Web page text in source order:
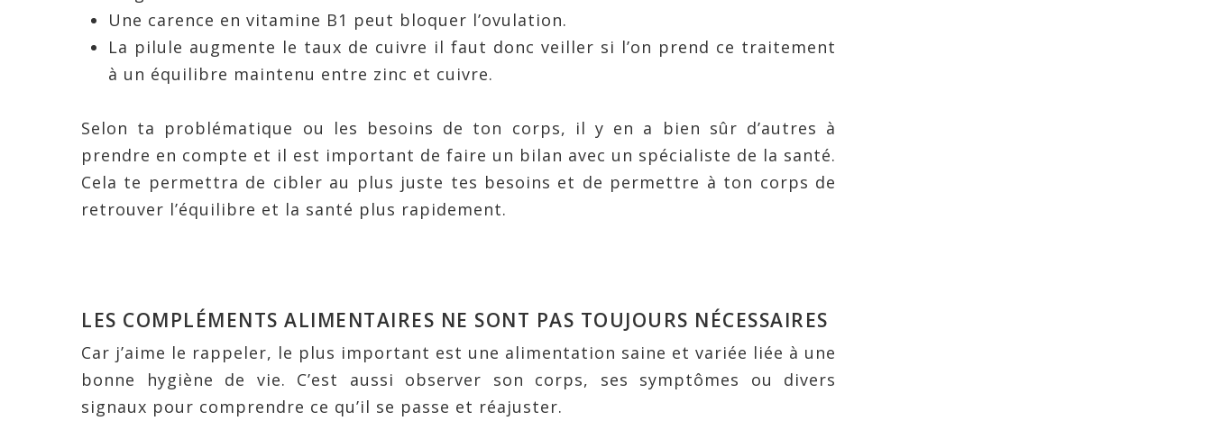
Une carence en vitamine B1 peut bloquer l’ovulation.
La pilule augmente le taux de cuivre il faut donc veiller si l’on prend ce traitement
à un équilibre maintenu entre zinc et cuivre.
Selon ta problématique ou les besoins de ton corps, il y en a bien sûr d’autres à
prendre en compte et il est important de faire un bilan avec un spécialiste de la santé.
Cela te permettra de cibler au plus juste tes besoins et de permettre à ton corps de
retrouver l’équilibre et la santé plus rapidement.
LES COMPLÉMENTS ALIMENTAIRES NE SONT PAS TOUJOURS NÉCESSAIRES
Car j’aime le rappeler, le plus important est une alimentation saine et variée liée à une
bonne hygiène de vie. C’est aussi observer son corps, ses symptômes ou divers
signaux pour comprendre ce qu’il se passe et réajuster.